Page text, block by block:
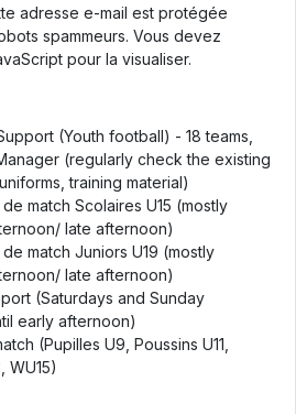
adresse e-mail est protégée
spammeurs. Vous devez
pour la visualiser.
(Youth football) - 18 teams,
(regularly check the existing
training material)
match Scolaires U15 (mostly
late afternoon)
match Juniors U19 (mostly
late afternoon)
(Saturdays and Sunday
early afternoon)
(Pupilles U9, Poussins U11,
WU15)